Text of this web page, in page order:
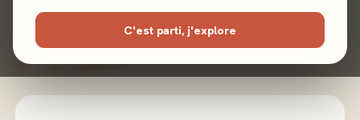
C'est parti, j'explore
02 - LE VERDICT